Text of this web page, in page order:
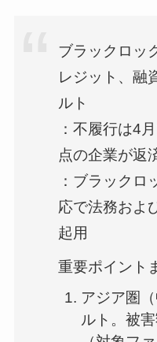
ブラックロッ
レジット、融
ルト
：不履行は4
点の企業が返
：ブラックロ
応で法務およ
起用
重要ポイント
アジア圏
ルト。被